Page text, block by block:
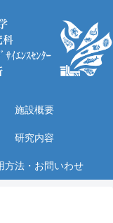
施設概要
研究内容
方法・お問いわせ